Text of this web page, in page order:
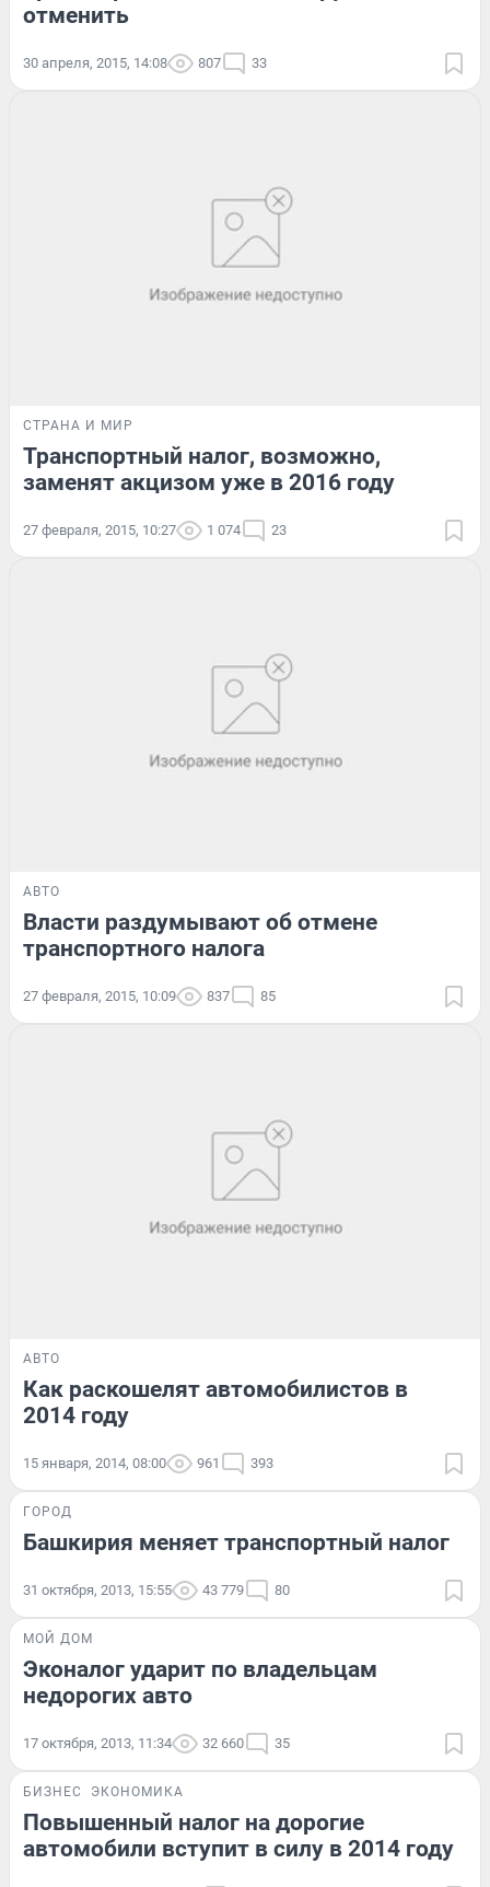
отменить
30 апреля, 2015, 14:08 807 33
СТРАНА И МИР
Транспортный налог, возможно,
заменят акцизом уже в 2016 году
27 февраля, 2015, 10:27 1 074 23
АВТО
Власти раздумывают об отмене
транспортного налога
27 февраля, 2015, 10:09 837 85
АВТО
Как раскошелят автомобилистов в
2014 году
15 января, 2014, 08:00 961 393
ГОРОД
Башкирия меняет транспортный налог
31 октября, 2013, 15:55 43 779 80
МОЙ ДОМ
Эконалог ударит по владельцам
недорогих авто
17 октября, 2013, 11:34 32 660 35
БИЗНЕС ЭКОНОМИКА
Повышенный налог на дорогие
автомобили вступит в силу в 2014 году